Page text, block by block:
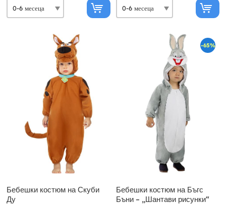
Бебешки костюм на Скуби
Ду
-65%
Бебешки костюм на Бъгс
Бъни – „Шантави рисунки“